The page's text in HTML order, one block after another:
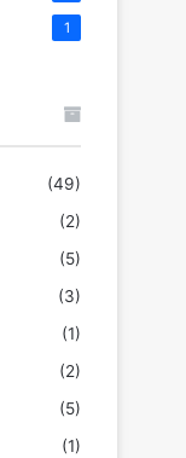
1
(49)
(2)
(5)
(3)
(1)
(2)
(5)
(1)